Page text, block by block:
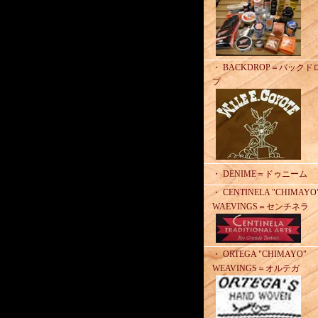
・ BACKDROP＝バックド
プ
・ DENIME＝ドゥニーム
・ CENTINELA
WAEVINGS＝センチネラ
・ ORTEGA "CHIMAYO"
WEAVINGS＝オルテガ